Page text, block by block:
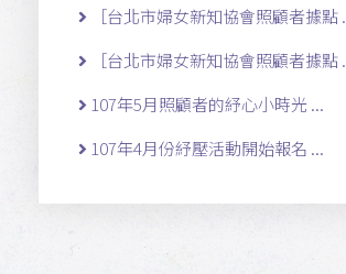
［台北市婦女新知協會照顧者據點
［台北市婦女新知協會照顧者據點
107年5月照顧者的紓心小時光 ...
107年4月份紓壓活動開始報名 ...